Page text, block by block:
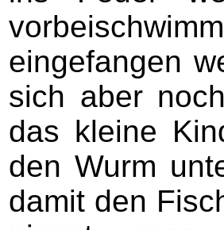
eingefangen
sich aber
das kleine
den Wurm
damit den